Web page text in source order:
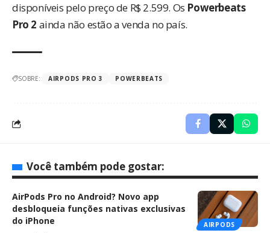
disponíveis pelo preço de R$ 2.599. Os Powerbeats
Pro 2 ainda não estão a venda no país.
SOBRE: AIRPODS PRO 3 POWERBEATS
Você também pode gostar:
AIRPODS
AirPods Pro no Android? Novo app
desbloqueia funções nativas exclusivas
do iPhone